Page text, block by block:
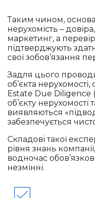
Таким чином,
нерухомість –
маркетинг, а
підтверджують
свої зобов’язання
Задля цього
об’єкта
Estate Due Diligence
об’єкту нерухомості
виявляються
забезпечується
Складові такої
рівня знань
водночас
незмінні.